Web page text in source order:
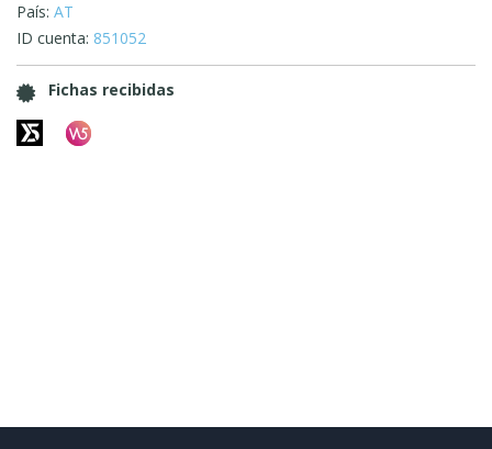
País: AT
ID cuenta: 851052
Fichas recibidas